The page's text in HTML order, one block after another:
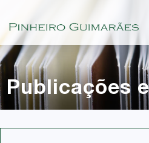
Publicações